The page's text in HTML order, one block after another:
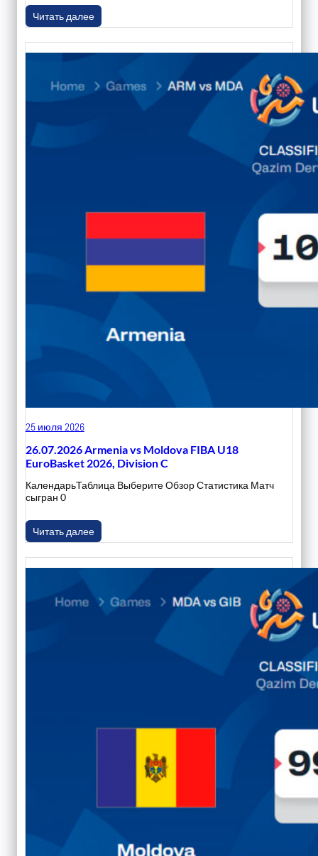
Читать далее
25 июля 2026
26.07.2026 Armenia vs Moldova FIBA U18
EuroBasket 2026, Division C
КалендарьТаблица Выберите Обзор Статистика Матч
сыгран 0
Читать далее